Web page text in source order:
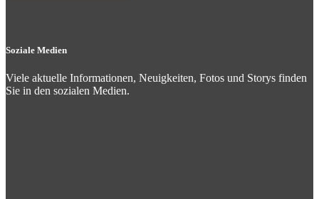
Soziale Medien
Viele aktuelle Informationen, Neuigkeiten, Fotos und Storys finden
Sie in den sozialen Medien.